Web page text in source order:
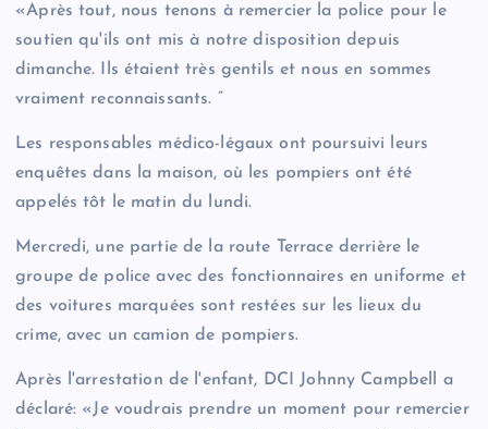
«Après tout, nous tenons à remercier la police pour le
soutien qu'ils ont mis à notre disposition depuis
dimanche. Ils étaient très gentils et nous en sommes
vraiment reconnaissants. ”
Les responsables médico-légaux ont poursuivi leurs
enquêtes dans la maison, où les pompiers ont été
appelés tôt le matin du lundi.
Mercredi, une partie de la route Terrace derrière le
groupe de police avec des fonctionnaires en uniforme et
des voitures marquées sont restées sur les lieux du
crime, avec un camion de pompiers.
Après l'arrestation de l'enfant, DCI Johnny Campbell a
déclaré: «Je voudrais prendre un moment pour remercier